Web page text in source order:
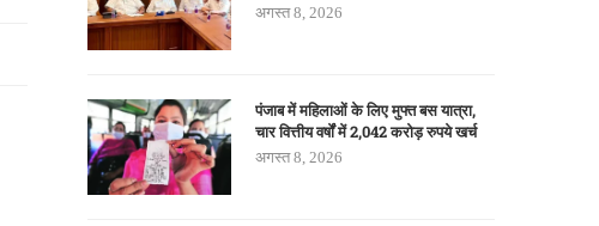
अगस्त 8, 2026
पंजाब में महिलाओं के लिए मुफ्त बस यात्रा,
चार वित्तीय वर्षों में 2,042 करोड़ रुपये खर्च
अगस्त 8, 2026